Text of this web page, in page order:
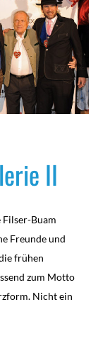
II
Buam
Freunde und
frühen
zum Motto
Nicht ein